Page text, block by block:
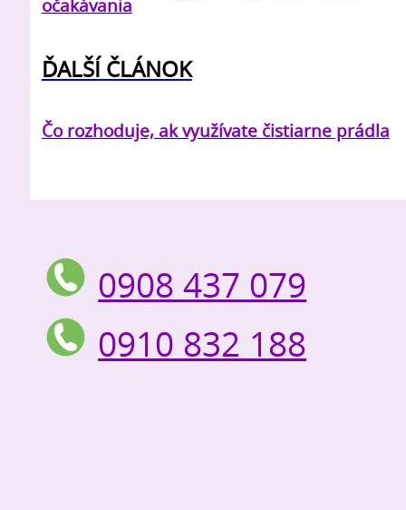
očakávania
ĎALŠÍ ČLÁNOK
Čo rozhoduje, ak využívate čistiarne prádla
0908 437 079
0910 832 188